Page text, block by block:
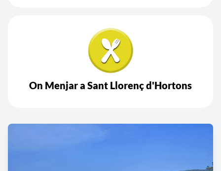
On Menjar a Sant Llorenç d'Hortons